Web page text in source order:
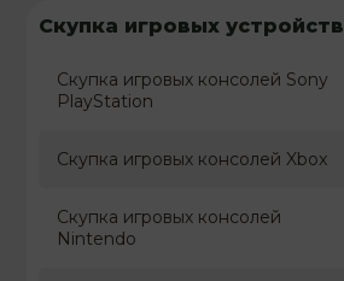
Скупка игровых устройств
Скупка игровых консолей Sony
PlayStation
Скупка игровых консолей Xbox
Скупка игровых консолей
Nintendo